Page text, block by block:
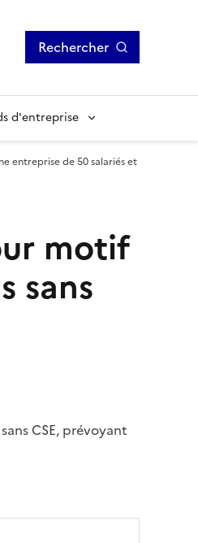
Rechercher
d'entreprise
entreprise de 50 salariés et
motif
sans
CSE, prévoyant